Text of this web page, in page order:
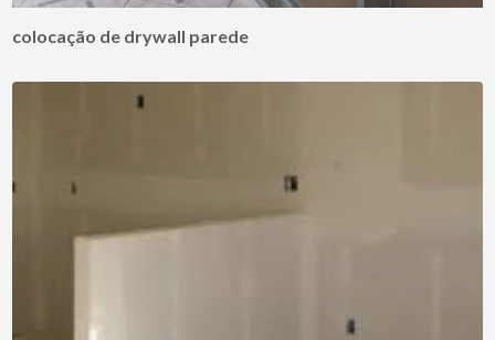
colocação de drywall parede